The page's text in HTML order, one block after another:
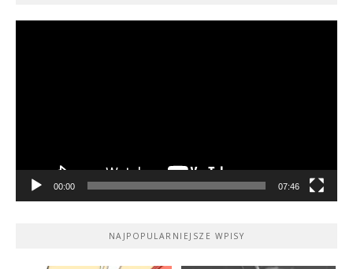
00:00 07:46
NAJPOPULARNIEJSZE WPISY